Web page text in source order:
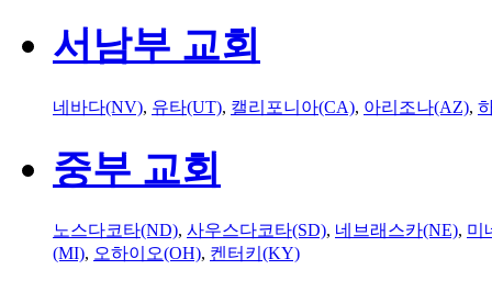
서남부 교회
네바다(NV), 유타(UT), 캘리포니아(CA), 아리조나(AZ),
중부 교회
노스다코타(ND), 사우스다코타(SD), 네브래스카(NE), 미
(MI), 오하이오(OH), 켄터키(KY)